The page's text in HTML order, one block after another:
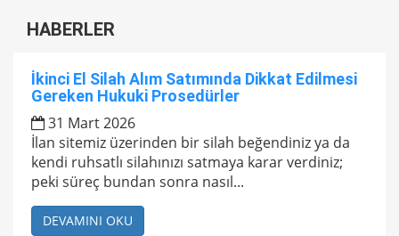
HABERLER
İkinci El Silah Alım Satımında Dikkat Edilmesi
Gereken Hukuki Prosedürler
31 Mart 2026
İlan sitemiz üzerinden bir silah beğendiniz ya da
kendi ruhsatlı silahınızı satmaya karar verdiniz;
peki süreç bundan sonra nasıl...
DEVAMINI OKU